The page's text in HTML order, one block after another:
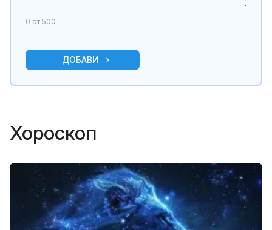
0 от 500
ДОБАВИ
Хороскоп